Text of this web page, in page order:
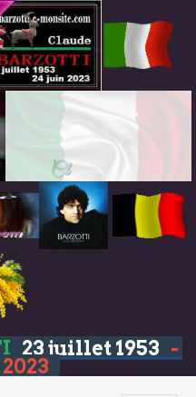
23 juillet 1953 -